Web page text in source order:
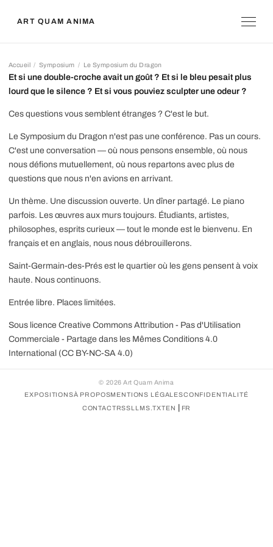
ART QUAM ANIMA
Accueil Symposium Le Symposium du Dragon
Le Symposium du Dragon
Et si une double-croche avait un goût ? Et si le bleu pesait plus
lourd que le silence ? Et si vous pouviez sculpter une odeur ?
Ces questions vous semblent étranges ? C'est le but.
Le Symposium du Dragon n'est pas une conférence. Pas un cours.
C'est une conversation — où nous pensons ensemble, où nous
nous défions mutuellement, où nous repartons avec plus de
questions que nous n'en avions en arrivant.
Un thème. Une discussion ouverte. Un dîner partagé. Le piano
parfois. Les œuvres aux murs toujours. Étudiants, artistes,
philosophes, esprits curieux — tout le monde est le bienvenu. En
français et en anglais, nous nous débrouillerons.
Saint-Germain-des-Prés est le quartier où les gens pensent à voix
haute. Nous continuons.
Entrée libre. Places limitées.
Sous licence Creative Commons Attribution - Pas d'Utilisation
Commerciale - Partage dans les Mêmes Conditions 4.0
International (CC BY-NC-SA 4.0)
© 2026 Art Quam Anima
EXPOSITIONSÀ PROPOSMENTIONS LÉGALESCONFIDENTIALITÉ
CONTACTRSSLLMS.TXTEN FR